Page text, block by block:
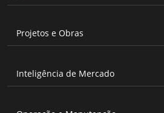
Projetos e Obras
Inteligência de Mercado